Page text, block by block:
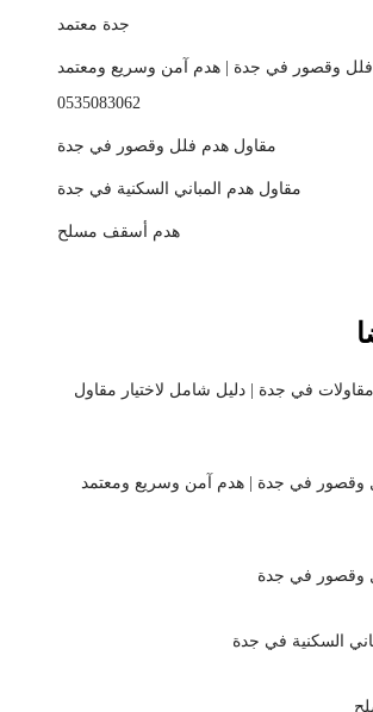
جدة معتمد
وقصور في جدة | هدم آمن وسريع ومعتمد
0535083062
مقاول هدم فلل وقصور في جدة
مقاول هدم المباني السكنية في جدة
هدم أسقف مسلح
في جدة | دليل شامل لاختيار مقاول
وقصور في جدة | هدم آمن وسريع ومعتمد
وقصور في جدة
السكنية في جدة